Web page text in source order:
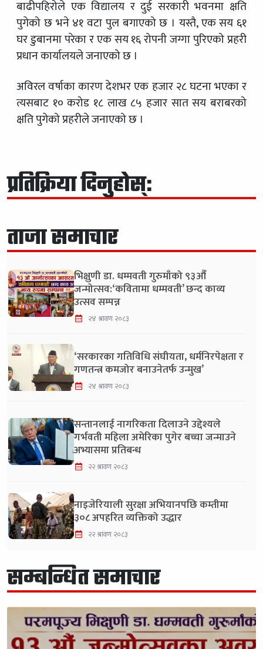
बाढीपहिरोले एक विद्यालय र दुई सरकारी भवनमा क्षति
पुगेको छ भने ४१ वटा पुल बगाएको छ । यस्तै, एक सय ६१
घर डुबानमा परेका र एक सय १६ रोपनी जग्गा पुरिएको प्रहरी
प्रधान कार्यालयले जनाएको छ ।
अविरल वर्षाका कारण देशभर एक हजार २८ घटना भएका र
त्यसबाट १० करोड १८ लाख ८५ हजार सात सय बराबरको
क्षति पुगेको प्रहरीले जनाएको छ ।
प्रतिक्रिया दिनुहोस्:
ताजा समाचार
भिक्षुणी डा. धम्मवती गुरुमाँको ९३औँ
जन्मोत्सव:‘कवितामा धम्मवती’ छन्द काव्य
उत्सव सम्पन्न
२४ श्रावण २०८३
‘सरकारका गतिविधि संघीयता, धर्मनिरपेक्षता र
गणतन्त्र कमजोर बनाउनेतर्फ उन्मुख’
२४ श्रावण २०८३
सन्तानलाई नागरिकता दिलाउने उद्देश्यले
गर्भवती महिला अमेरिका पुगेर बच्चा जन्माउने
अभ्यासमा प्रतिबन्ध
२२ श्रावण २०८३
नाइजेरियाली सुरक्षा अभियानपछि कम्तीमा
३०८ अपहरित व्यक्तिको उद्धार
२२ श्रावण २०८३
सम्बन्धित समाचार